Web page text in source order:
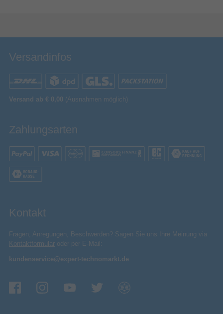
Verpackungshöhe
Verpackungsart Box
Verpackungsinhalt
AC-Netzadapter
Weitere Spezifikationen
LED-Anzeigen
Herstellerartikelnummer
Versandinfos
Versand ab € 0,00 (Ausnahmen möglich)
Zahlungsarten
Kontakt
Fragen, Anregungen, Beschwerden? Sagen Sie uns Ihre Meinung via
Kontaktformular oder per E-Mail:
kundenservice@expert-technomarkt.de